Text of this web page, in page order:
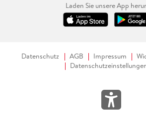
Laden Sie unsere App
Datenschutz AGB Impressum